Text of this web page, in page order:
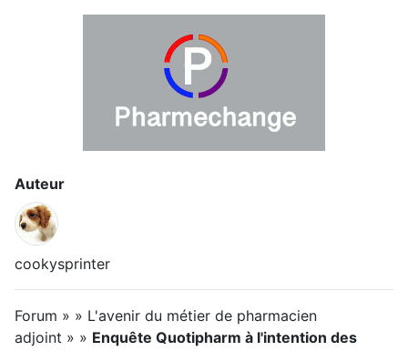
Auteur
cookysprinter
Forum » » L'avenir du métier de pharmacien
adjoint » » Enquête Quotipharm à l'intention des